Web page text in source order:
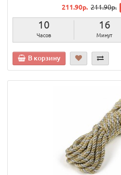
211.90р. 211.90р.
10
Часов
16
Минут
В корзину